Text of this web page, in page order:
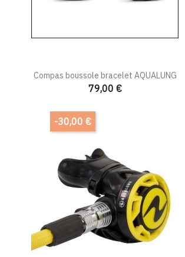
Compas boussole bracelet AQUALUNG
79,00 €
-30,00 €